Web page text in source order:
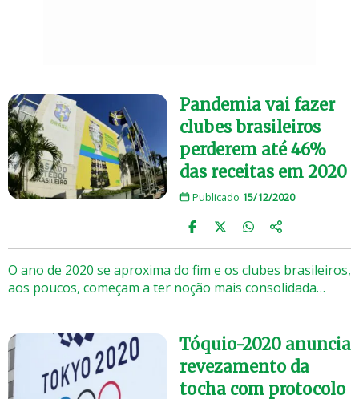
Pandemia vai fazer
clubes brasileiros
perderem até 46%
das receitas em 2020
Publicado 15/12/2020
O ano de 2020 se aproxima do fim e os clubes brasileiros,
aos poucos, começam a ter noção mais consolidada…
Tóquio-2020 anuncia
revezamento da
tocha com protocolo